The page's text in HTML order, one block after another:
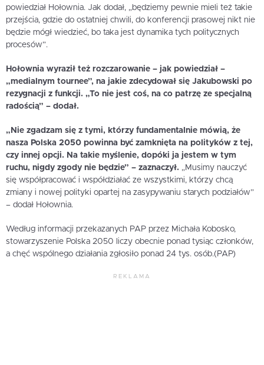
powiedział Hołownia. Jak dodał, „będziemy pewnie mieli też takie
przejścia, gdzie do ostatniej chwili, do konferencji prasowej nikt nie
będzie mógł wiedzieć, bo taka jest dynamika tych politycznych
procesów”.
Hołownia wyraził też rozczarowanie – jak powiedział –
„medialnym tournee”, na jakie zdecydował się Jakubowski po
rezygnacji z funkcji. „To nie jest coś, na co patrzę ze specjalną
radością” – dodał.
„Nie zgadzam się z tymi, którzy fundamentalnie mówią, że
nasza Polska 2050 powinna być zamknięta na polityków z tej,
czy innej opcji. Na takie myślenie, dopóki ja jestem w tym
ruchu, nigdy zgody nie będzie” – zaznaczył. „Musimy nauczyć
się współpracować i współdziałać ze wszystkimi, którzy chcą
zmiany i nowej polityki opartej na zasypywaniu starych podziałów”
– dodał Hołownia.
Według informacji przekazanych PAP przez Michała Kobosko,
stowarzyszenie Polska 2050 liczy obecnie ponad tysiąc członków,
a chęć wspólnego działania zgłosiło ponad 24 tys. osób.(PAP)
REKLAMA